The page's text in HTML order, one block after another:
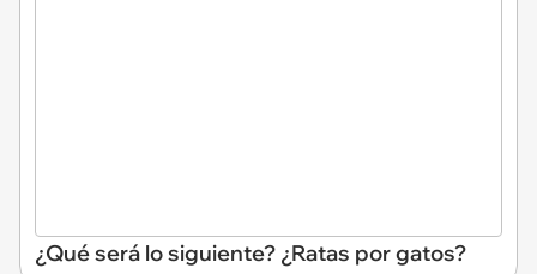
¿Qué será lo siguiente? ¿Ratas por gatos?